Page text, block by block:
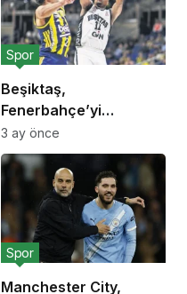
Beşiktaş,
Fenerbahçe’yi
Deplasmanda Yendi!
Spor
3 ay önce
Manchester City,
Spor